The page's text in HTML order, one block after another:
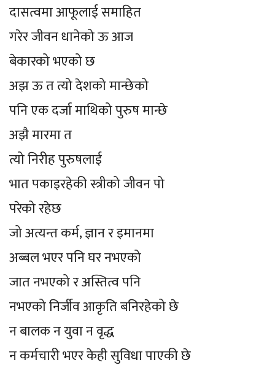
दासत्वमा आफूलाई समाहित
गरेर जीवन धानेको ऊ आज
बेकारको भएको छ
अझ ऊ त त्यो देशको मान्छेको
पनि एक दर्जा माथिको पुरुष मान्छे
अझै मारमा त
त्यो निरीह पुरुषलाई
भात पकाइरहेकी स्त्रीको जीवन पो
परेको रहेछ
जो अत्यन्त कर्म, ज्ञान र इमानमा
अब्बल भएर पनि घर नभएको
जात नभएको र अस्तित्व पनि
नभएको निर्जीव आकृति बनिरहेको छे
न बालक न युवा न वृद्ध
न कर्मचारी भएर केही सुविधा पाएकी छे